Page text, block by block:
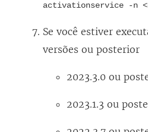
activationservice -n
Se você estiver
versões ou posterior
2023.3.0 ou
2023.1.3 ou